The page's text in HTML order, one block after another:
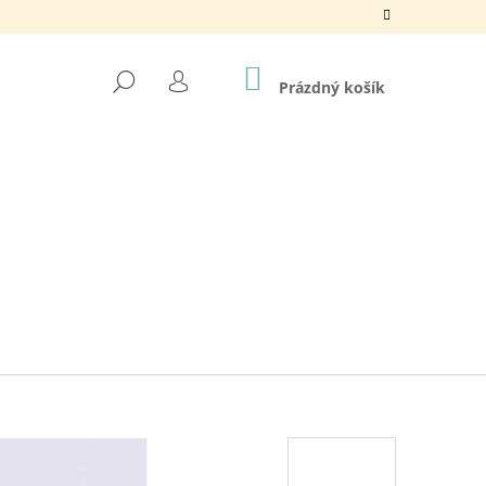
HLEDAT
PŘIHLÁŠENÍ
NÁKUPNÍ
KOŠÍK
Prázdný košík